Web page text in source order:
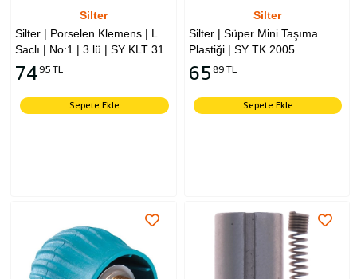
Silter
Silter | Porselen Klemens | L
Saclı | No:1 | 3 lü | SY KLT 31
7495 TL
Sepete Ekle
Silter
Silter | Süper Mini Taşıma
Plastiği | SY TK 2005
65 89 TL
Sepete Ekle